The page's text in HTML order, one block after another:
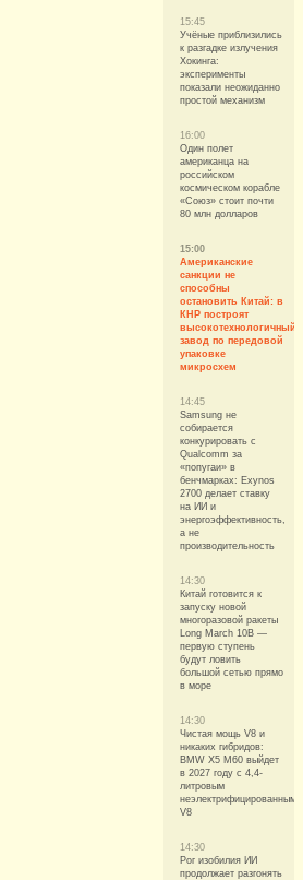
15:45
Учёные приблизились
к разгадке излучения
Хокинга:
эксперименты
показали неожиданно
простой механизм
16:00
Один полет
американца на
российском
космическом корабле
«Союз» стоит почти
80 млн долларов
15:00
Американские
санкции не
способны
остановить Китай: в
КНР построят
высокотехнологичный
завод по передовой
упаковке
микросхем
14:45
Samsung не
собирается
конкурировать с
Qualcomm за
«попугаи» в
бенчмарках: Exynos
2700 делает ставку
на ИИ и
энергоэффективность,
а не
производительность
14:30
Китай готовится к
запуску новой
многоразовой ракеты
Long March 10B —
первую ступень
будут ловить
большой сетью прямо
в море
14:30
Чистая мощь V8 и
никаких гибридов:
BMW X5 M60 выйдет
в 2027 году с 4,4-
литровым
неэлектрифицированным
V8
14:30
Рог изобилия ИИ
продолжает разгонять